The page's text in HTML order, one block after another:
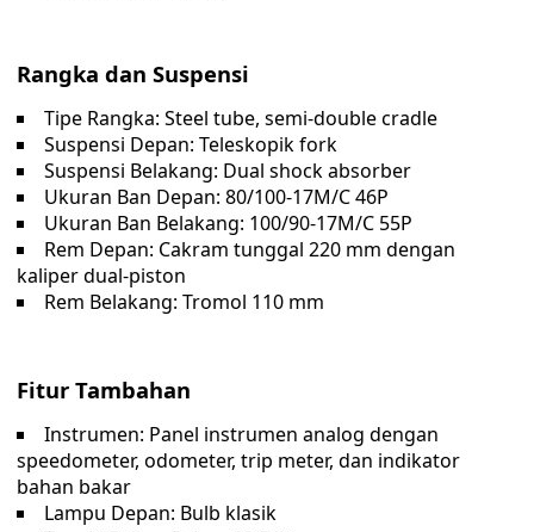
Rangka dan Suspensi
Tipe Rangka: Steel tube, semi-double cradle
Suspensi Depan: Teleskopik fork
Suspensi Belakang: Dual shock absorber
Ukuran Ban Depan: 80/100-17M/C 46P
Ukuran Ban Belakang: 100/90-17M/C 55P
Rem Depan: Cakram tunggal 220 mm dengan
kaliper dual-piston
Rem Belakang: Tromol 110 mm
Fitur Tambahan
Instrumen: Panel instrumen analog dengan
speedometer, odometer, trip meter, dan indikator
bahan bakar
Lampu Depan: Bulb klasik